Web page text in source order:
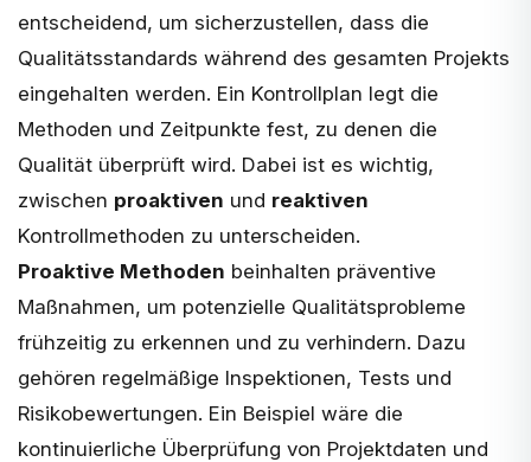
entscheidend, um sicherzustellen, dass die
Qualitätsstandards während des gesamten Projekts
eingehalten werden. Ein Kontrollplan legt die
Methoden und Zeitpunkte fest, zu denen die
Qualität überprüft wird. Dabei ist es wichtig,
zwischen proaktiven und reaktiven
Kontrollmethoden zu unterscheiden.
Proaktive Methoden beinhalten präventive
Maßnahmen, um potenzielle Qualitätsprobleme
frühzeitig zu erkennen und zu verhindern. Dazu
gehören regelmäßige Inspektionen, Tests und
Risikobewertungen. Ein Beispiel wäre die
kontinuierliche Überprüfung von Projektdaten und